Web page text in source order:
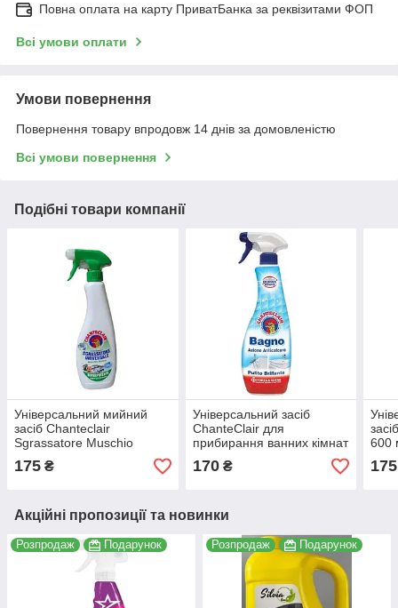
Повна оплата на карту ПриватБанка за реквізитами ФОП
Всі умови оплати
Умови повернення
Повернення товару впродовж 14 днів за домовленістю
Всі умови повернення
Подібні товари компанії
Універсальний мийний
засіб Chanteclair
Sgrassatore Muschio
Bianco 600 мл
8015194536701
175 ₴
Універсальний засіб
ChanteClair для
прибирання ванних кімнат
600 мл 8015194518424
170₴
600
175
Акційні пропозиції та новинки
Розпродаж Подарунок Розпродаж Подарунок